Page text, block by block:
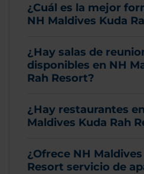
¿Cuál es la mejor
NH Maldives Kuda
¿Hay salas de
disponibles en NH
Rah Resort?
¿Hay restaurantes
Maldives Kuda Rah
¿Ofrece NH
Resort servicio de